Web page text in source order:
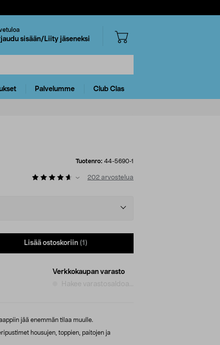
sisään/Liity jäseneksi
Palvelumme Club Clas
Tuotenro: 44-5690-1
202 arvostelua
Lisää ostoskoriin (1)
Verkkokaupan varasto
Hakee varastosaldoa...
jää enemmän tilaa muulle.
housujen, toppien, paitojen ja